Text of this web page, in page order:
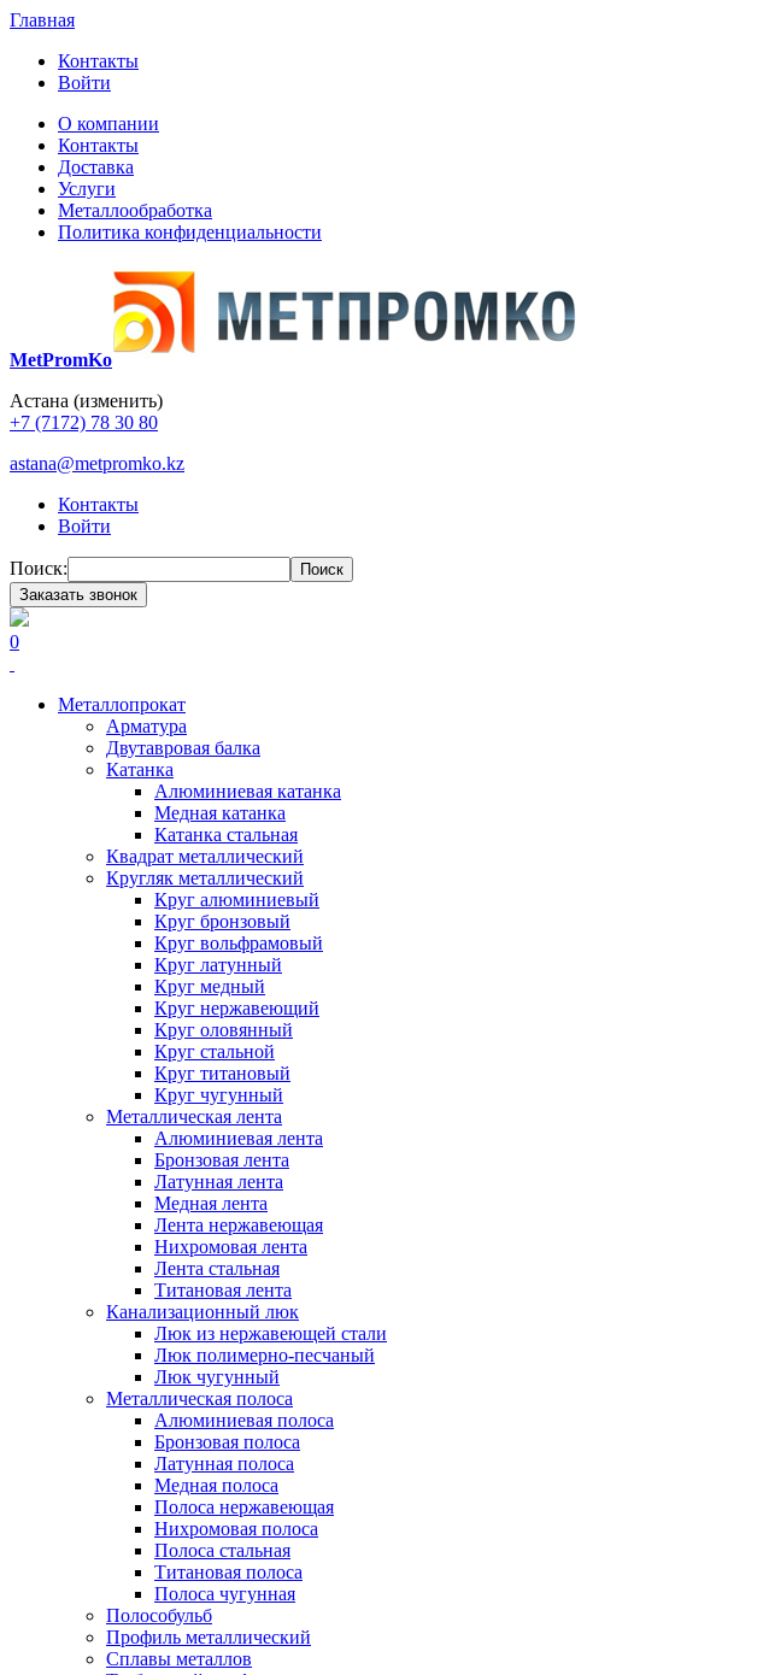
Главная
Контакты
Войти
О компании
Контакты
Доставка
Услуги
Металлообработка
Политика конфиденциальности
MetPromKo
Астана (изменить)
+7 (7172) 78 30 80
astana@metpromko.kz
Контакты
Войти
Поиск:
Поиск
Заказать звонок
0
Металлопрокат
Арматура
Двутавровая балка
Катанка
Алюминиевая катанка
Медная катанка
Катанка стальная
Квадрат металлический
Кругляк металлический
Круг алюминиевый
Круг бронзовый
Круг вольфрамовый
Круг латунный
Круг медный
Круг нержавеющий
Круг оловянный
Круг стальной
Круг титановый
Круг чугунный
Металлическая лента
Алюминиевая лента
Бронзовая лента
Латунная лента
Медная лента
Лента нержавеющая
Нихромовая лента
Лента стальная
Титановая лента
Канализационный люк
Люк из нержавеющей стали
Люк полимерно-песчаный
Люк чугунный
Металлическая полоса
Алюминиевая полоса
Бронзовая полоса
Латунная полоса
Медная полоса
Полоса нержавеющая
Нихромовая полоса
Полоса стальная
Титановая полоса
Полоса чугунная
Полособульб
Профиль металлический
Сплавы металлов